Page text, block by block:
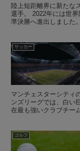
陸上短距離界に新たな
選手。 2022年には世
準決勝へ進出しました
サッカー
マンチェスターシティ
ンズリーグでは、白い
在最も強いクラブチー
いつ来日するのか？
ゴルフ